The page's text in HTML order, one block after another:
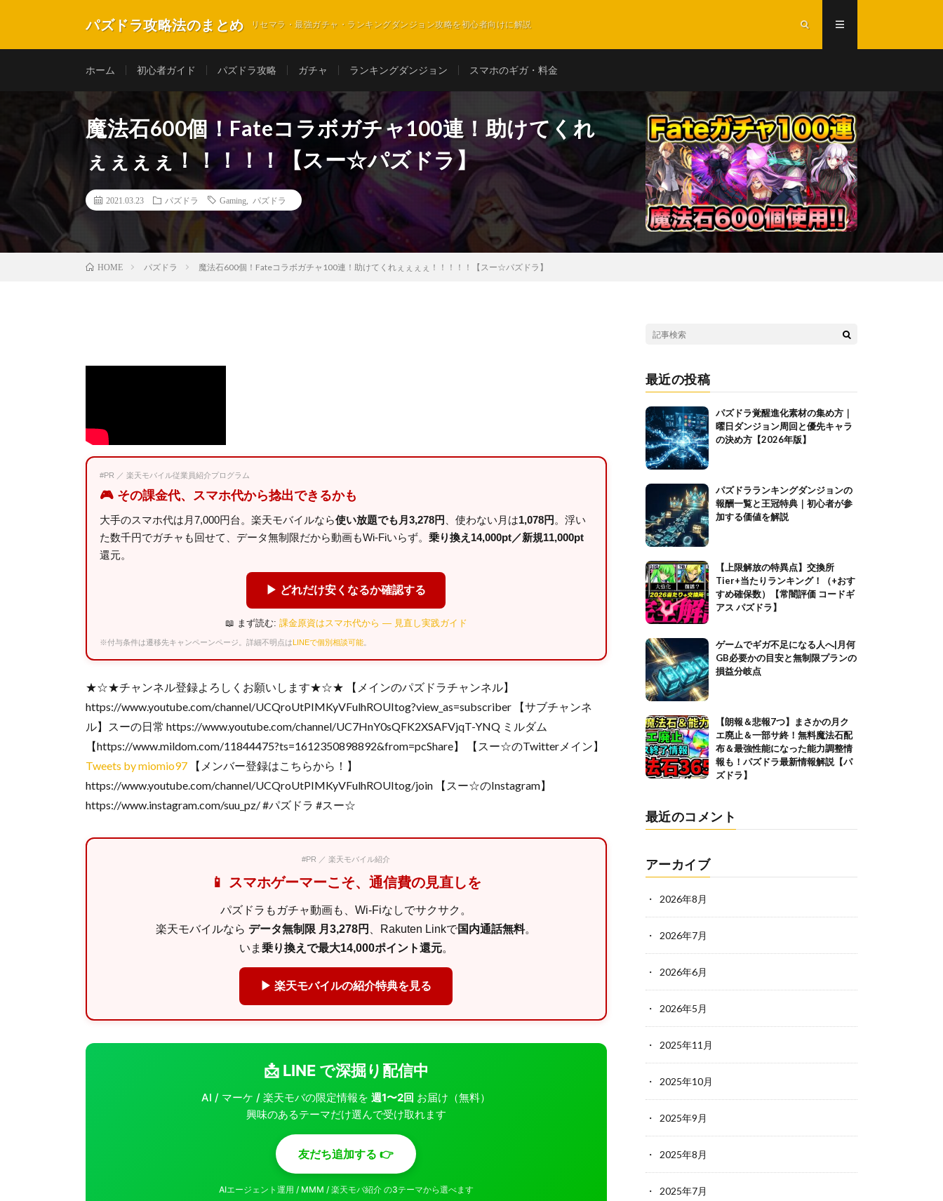
パズドラ攻略法のまとめ リセマラ・最強ガチャ・ランキングダンジョン攻略を初心者向けに解説
ホーム 初心者ガイド パズドラ攻略 ガチャ ランキングダンジョン スマホのギガ・料金
魔法石600個！Fateコラボガチャ100連！助けてくれ
ぇぇぇぇ！！！！！【スー☆パズドラ】
2021.03.23 パズドラ Gaming パズドラ
HOME パズドラ 魔法石600個！Fateコラボガチャ100連！助けてくれぇぇぇぇ！！！！！【スー☆パズドラ】
#PR ／ 楽天モバイル従業員紹介プログラム
🎮 その課金代、スマホ代から捻出できるかも
大手のスマホ代は月7,000円台。楽天モバイルなら使い放題でも月3,278円 、使わない月は1,078円 。浮い
た数千円でガチャも回せて、データ無制限だから動画もWi-Fiいらず。 乗り換え14,000pt／新規11,000pt
還元。
▶ どれだけ安くなるか確認する
📖 まず読む: 課金原資はスマホ代から — 見直し実践ガイド
※付与条件は遷移先キャンペーンページ。詳細不明点はLINEで個別相談可能
★☆★チャンネル登録よろしくお願いします★☆★ 【メインのパズドラチャンネル】
https://www.youtube.com/channel/UCQroUtPIMKyVFulhROUItog?view_as=subscriber 【サブチャンネ
ル】スーの日常 https://www.youtube.com/channel/UC7HnY0sQFK2XSAFVjqT-YNQ ミルダム
【https://www.mildom.com/11844475?ts=1612350898892&from=pcShare】 【スー☆のTwitterメイン】
Tweets by miomio97 【メンバー登録はこちらから！】
https://www.youtube.com/channel/UCQroUtPIMKyVFulhROUItog/join 【スー☆のInstagram】
https://www.instagram.com/suu_pz/ #パズドラ #スー☆
#PR ／ 楽天モバイル紹介
📱 スマホゲーマーこそ、通信費の見直しを
パズドラもガチャ動画も、Wi-Fiなしでサクサク。
楽天モバイルなら データ無制限 月3,278円 、Rakuten Linkで国内通話無料。
いま 乗り換えで最大14,000ポイント還元。
▶ 楽天モバイルの紹介特典を見る
📩 LINE で深掘り配信中
AI / マーケ / 楽天モバの限定情報を週1〜2回 お届け（無料）
興味のあるテーマだけ選んで受け取れます
友だち追加する 👉
AIエージェント運用 / MMM / 楽天モバ紹介 の3テーマから選べます
最近の投稿
パズドラ覚醒進化素材の集め方｜
曜日ダンジョン周回と優先キャラ
の決め方【2026年版】
パズドラランキングダンジョンの
報酬一覧と王冠特典｜初心者が参
加する価値を解説
【上限解放の特異点】交換所
Tier+当たりランキング！（+おす
すめ確保数）【常闇評価 コードギ
アス パズドラ】
ゲームでギガ不足になる人へ|月何
GB必要かの目安と無制限プランの
損益分岐点
【朗報＆悲報7つ】まさかの月ク
エ廃止＆一部サ終！無料魔法石配
布＆最強性能になった能力調整情
報も！パズドラ最新情報解説【パ
ズドラ】
最近のコメント
アーカイブ
2026年8月
2026年7月
2026年6月
2026年5月
2025年11月
2025年10月
2025年9月
2025年8月
2025年7月